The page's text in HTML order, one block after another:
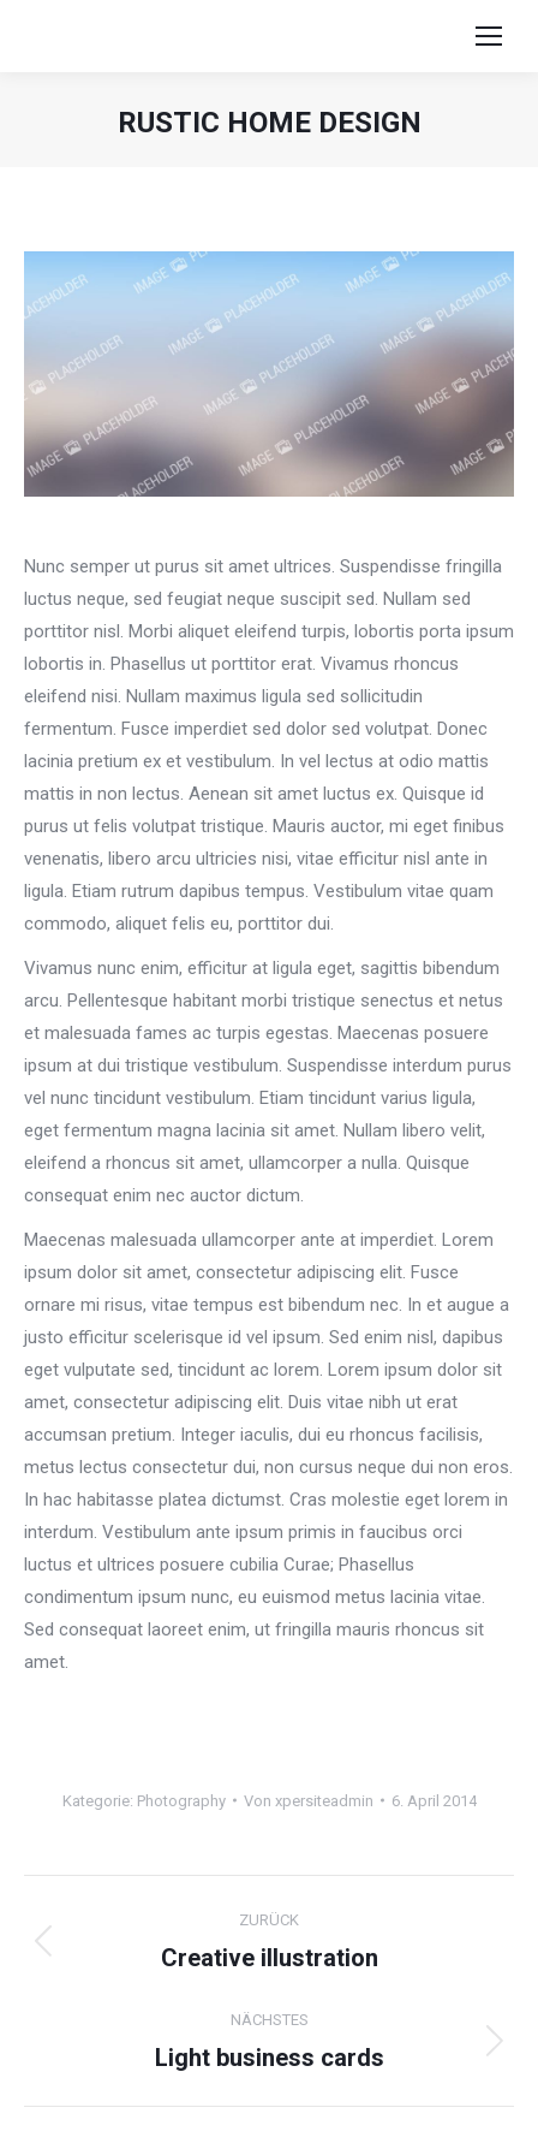
RUSTIC HOME DESIGN
Nunc semper ut purus sit amet ultrices. Suspendisse fringilla
luctus neque, sed feugiat neque suscipit sed. Nullam sed
porttitor nisl. Morbi aliquet eleifend turpis, lobortis porta ipsum
lobortis in. Phasellus ut porttitor erat. Vivamus rhoncus
eleifend nisi. Nullam maximus ligula sed sollicitudin
fermentum. Fusce imperdiet sed dolor sed volutpat. Donec
lacinia pretium ex et vestibulum. In vel lectus at odio mattis
mattis in non lectus. Aenean sit amet luctus ex. Quisque id
purus ut felis volutpat tristique. Mauris auctor, mi eget finibus
venenatis, libero arcu ultricies nisi, vitae efficitur nisl ante in
ligula. Etiam rutrum dapibus tempus. Vestibulum vitae quam
commodo, aliquet felis eu, porttitor dui.
Vivamus nunc enim, efficitur at ligula eget, sagittis bibendum
arcu. Pellentesque habitant morbi tristique senectus et netus
et malesuada fames ac turpis egestas. Maecenas posuere
ipsum at dui tristique vestibulum. Suspendisse interdum purus
vel nunc tincidunt vestibulum. Etiam tincidunt varius ligula,
eget fermentum magna lacinia sit amet. Nullam libero velit,
eleifend a rhoncus sit amet, ullamcorper a nulla. Quisque
consequat enim nec auctor dictum.
Maecenas malesuada ullamcorper ante at imperdiet. Lorem
ipsum dolor sit amet, consectetur adipiscing elit. Fusce
ornare mi risus, vitae tempus est bibendum nec. In et augue a
justo efficitur scelerisque id vel ipsum. Sed enim nisl, dapibus
eget vulputate sed, tincidunt ac lorem. Lorem ipsum dolor sit
amet, consectetur adipiscing elit. Duis vitae nibh ut erat
accumsan pretium. Integer iaculis, dui eu rhoncus facilisis,
metus lectus consectetur dui, non cursus neque dui non eros.
In hac habitasse platea dictumst. Cras molestie eget lorem in
interdum. Vestibulum ante ipsum primis in faucibus orci
luctus et ultrices posuere cubilia Curae; Phasellus
condimentum ipsum nunc, eu euismod metus lacinia vitae.
Sed consequat laoreet enim, ut fringilla mauris rhoncus sit
amet.
Kategorie: Photography Von xpersiteadmin 6. April 2014
navigation
ZURÜCK
Previous
Creative illustration
NÄCHSTES
Next
Light business cards